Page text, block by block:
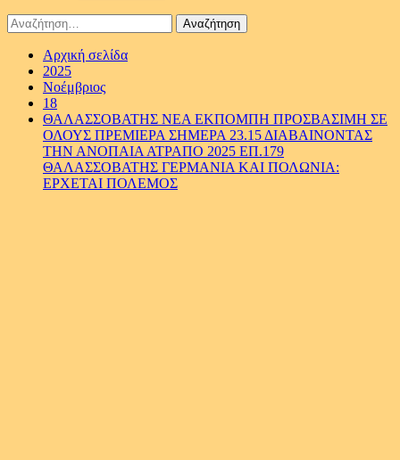
Αναζήτηση
για:
Αρχική σελίδα
2025
Νοέμβριος
18
ΘΑΛΑΣΣΟΒΑΤΗΣ ΝΕΑ ΕΚΠΟΜΠΗ ΠΡΟΣΒΑΣΙΜΗ ΣΕ
ΟΛΟΥΣ ΠΡΕΜΙΕΡΑ ΣΗΜΕΡΑ 23.15 ΔΙΑΒΑΙΝΟΝΤΑΣ
ΤΗΝ ΑΝΟΠΑΙΑ ΑΤΡΑΠΟ 2025 ΕΠ.179
ΘΑΛΑΣΣΟΒΑΤΗΣ ΓΕΡΜΑΝΙΑ ΚΑΙ ΠΟΛΩΝΙΑ:
ΕΡΧΕΤΑΙ ΠΟΛΕΜΟΣ